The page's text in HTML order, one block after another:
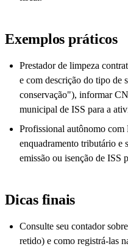
Exemplos práticos
Prestador de limpeza
e com descrição do tipo de
conservação"), informar
municipal de ISS para a
Profissional autônomo
enquadramento tributário e
emissão ou isenção de ISS
Dicas finais
Consulte seu contador
retido) e como registrá-las